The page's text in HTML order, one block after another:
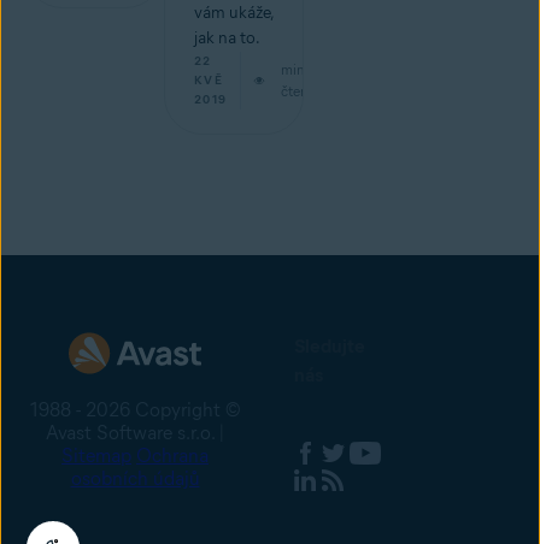
vám ukáže,
jak na to.
22
KVĚ
2019
min
čtení
Sitemap Ochrana
osobních údajů